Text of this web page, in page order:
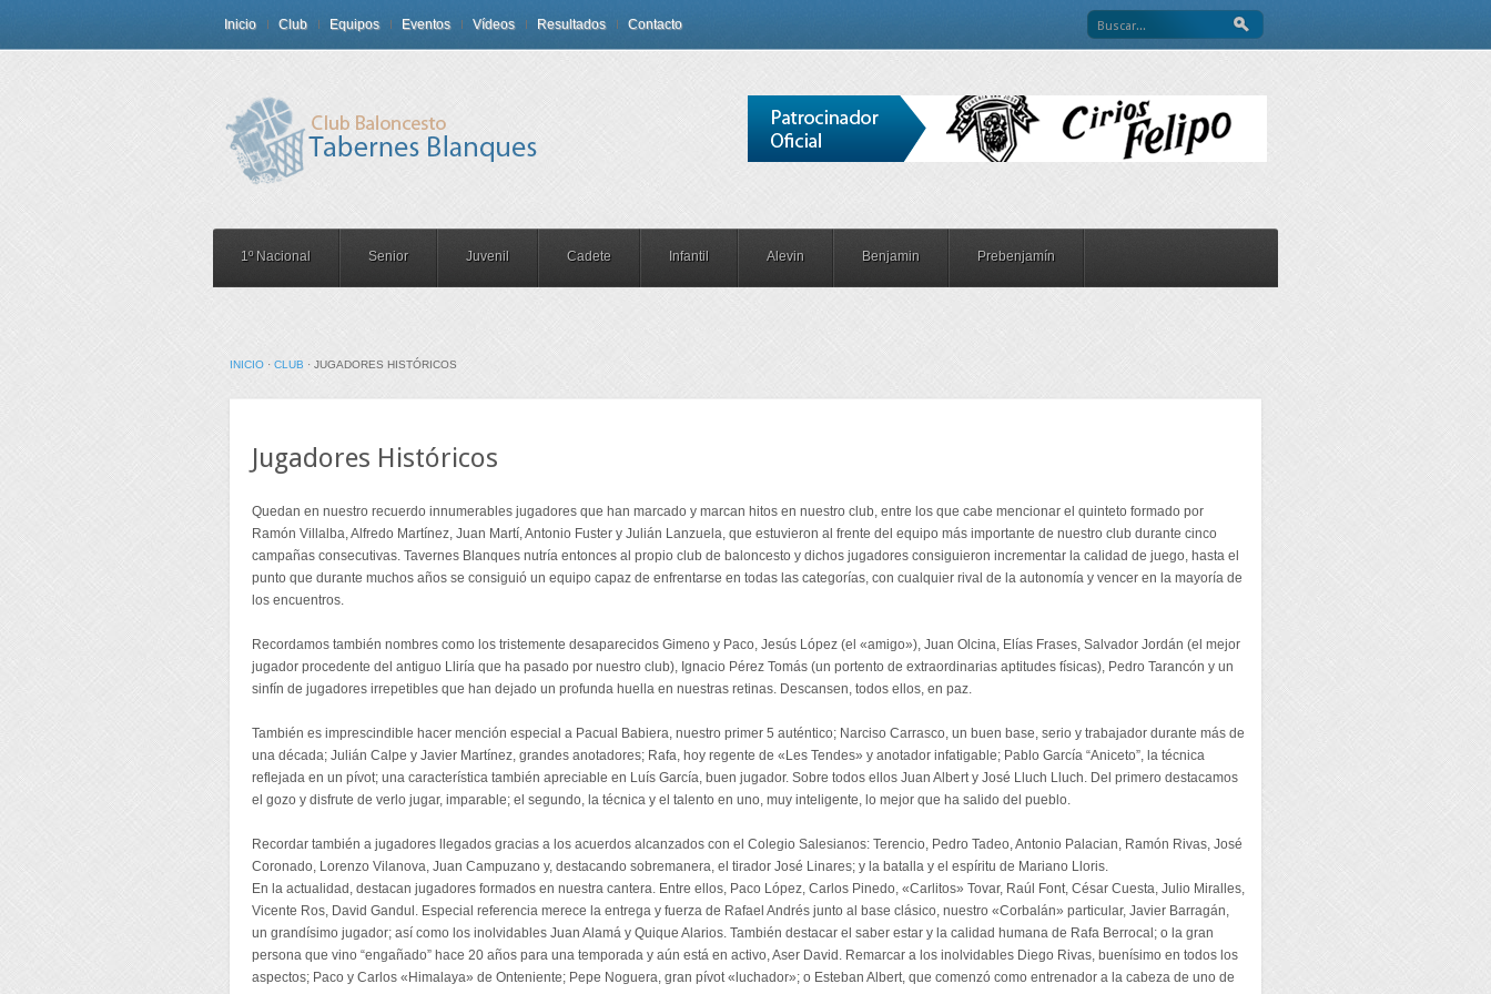
Inicio Club Equipos Eventos Vídeos Resultados Contacto
1º Nacional Senior Juvenil Cadete Infantil Alevin Benjamin Prebenjamín
INICIO · CLUB · JUGADORES HISTÓRICOS
Jugadores Históricos
Quedan en nuestro recuerdo innumerables jugadores que han marcado y marcan hitos en nuestro club, entre los que cabe mencionar el quinteto formado por
Ramón Villalba, Alfredo Martínez, Juan Martí, Antonio Fuster y Julián Lanzuela, que estuvieron al frente del equipo más importante de nuestro club durante cinco
campañas consecutivas. Tavernes Blanques nutría entonces al propio club de baloncesto y dichos jugadores consiguieron incrementar la calidad de juego, hasta el
punto que durante muchos años se consiguió un equipo capaz de enfrentarse en todas las categorías, con cualquier rival de la autonomía y vencer en la mayoría de
los encuentros.
Recordamos también nombres como los tristemente desaparecidos Gimeno y Paco, Jesús López (el «amigo»), Juan Olcina, Elías Frases, Salvador Jordán (el mejor
jugador procedente del antiguo Lliría que ha pasado por nuestro club), Ignacio Pérez Tomás (un portento de extraordinarias aptitudes físicas), Pedro Tarancón y un
sinfín de jugadores irrepetibles que han dejado un profunda huella en nuestras retinas. Descansen, todos ellos, en paz.
También es imprescindible hacer mención especial a Pacual Babiera, nuestro primer 5 auténtico; Narciso Carrasco, un buen base, serio y trabajador durante más de
una década; Julián Calpe y Javier Martínez, grandes anotadores; Rafa, hoy regente de «Les Tendes» y anotador infatigable; Pablo García “Aniceto”, la técnica
reflejada en un pívot; una característica también apreciable en Luís García, buen jugador. Sobre todos ellos Juan Albert y José Lluch Lluch. Del primero destacamos
el gozo y disfrute de verlo jugar, imparable; el segundo, la técnica y el talento en uno, muy inteligente, lo mejor que ha salido del pueblo.
Recordar también a jugadores llegados gracias a los acuerdos alcanzados con el Colegio Salesianos: Terencio, Pedro Tadeo, Antonio Palacian, Ramón Rivas, José
Coronado, Lorenzo Vilanova, Juan Campuzano y, destacando sobremanera, el tirador José Linares; y la batalla y el espíritu de Mariano Lloris.
En la actualidad, destacan jugadores formados en nuestra cantera. Entre ellos, Paco López, Carlos Pinedo, «Carlitos» Tovar, Raúl Font, César Cuesta, Julio Miralles,
Vicente Ros, David Gandul. Especial referencia merece la entrega y fuerza de Rafael Andrés junto al base clásico, nuestro «Corbalán» particular, Javier Barragán,
un grandísimo jugador; así como los inolvidables Juan Alamá y Quique Alarios. También destacar el saber estar y la calidad humana de Rafa Berrocal; o la gran
persona que vino “engañado” hace 20 años para una temporada y aún está en activo, Aser David. Remarcar a los inolvidables Diego Rivas, buenísimo en todos los
aspectos; Paco y Carlos «Himalaya» de Onteniente; Pepe Noguera, gran pívot «luchador»; o Esteban Albert, que comenzó como entrenador a la cabeza de uno de